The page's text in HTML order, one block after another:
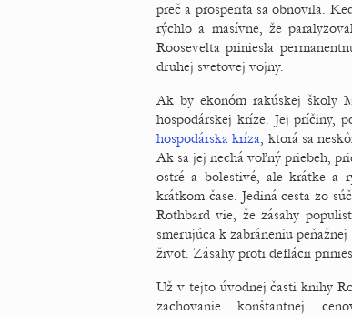
preč a prosperita sa obnovila.
rýchlo a masívne, že
Roosevelta priniesla
druhej svetovej vojny.
Ak by ekonóm rakúskej školy
hospodárskej kríze. Jej príčiny,
hospodárska kríza, ktorá sa
Ak sa jej nechá voľný priebeh,
ostré a bolestivé, ale krátke a
krátkom čase. Jediná cesta zo
Rothbard vie, že zásahy
smerujúca k zabráneniu
život. Zásahy proti deflácii
Už v tejto úvodnej časti knihy
zachovanie konštantnej